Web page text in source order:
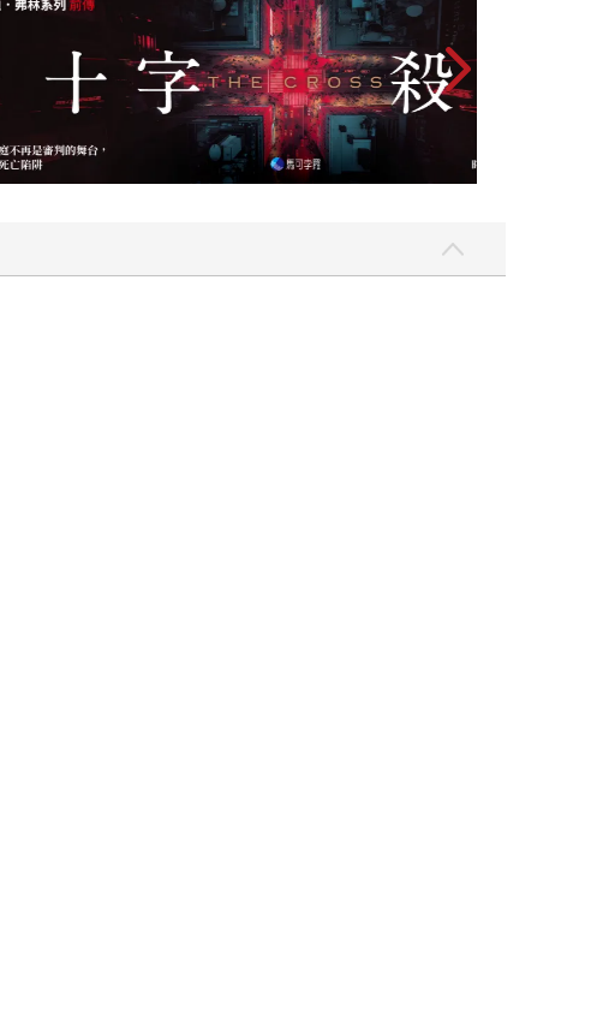
，會發現這不只是在探尋一個老人的過去，更是在反